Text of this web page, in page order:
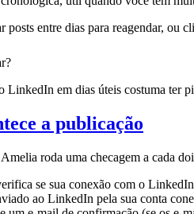
posts entre dias para reagendar, ou
LinkedIn em dias úteis costuma ter
a publicação
roda uma checagem a cada
se sua conexão com o LinkedIn
ao LinkedIn pela sua conta